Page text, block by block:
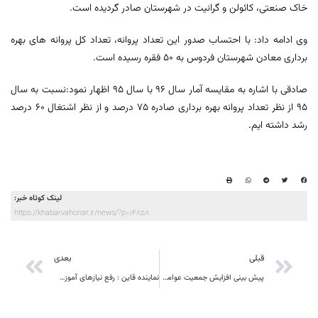
خاک صنعتی، کائولن و گرانیت در شهرستان صادر گردیده است.
وی ادامه داد: با احتساب صدور این تعداد پروانه، تعداد کل پروانه های بهره
برداری معادن شهرستان فردوس به 50 فقره رسیده است.
صادقی با اشاره به مقایسه آمار سال 96 با سال 95 اظهار نمود:نسبت به سال
95 از نظر تعداد پروانه بهره برداری صادره 75 درصد و از نظر اشتغال 60 درصد
رشد داشته ایم.
لینک کوتاه خبر:
https://khabarvahonar.ir/news/?p=14858
قبلی
پیش بینی افزایش جمعیت عوامل خسارتزای گیاهی با توجه به شرایط جوی حاکم بر استان
بعدی
نماینده قاین : رفع نیازهای آموزشی قاین و زیرکوه در گرو همت خیران مدرسه ساز